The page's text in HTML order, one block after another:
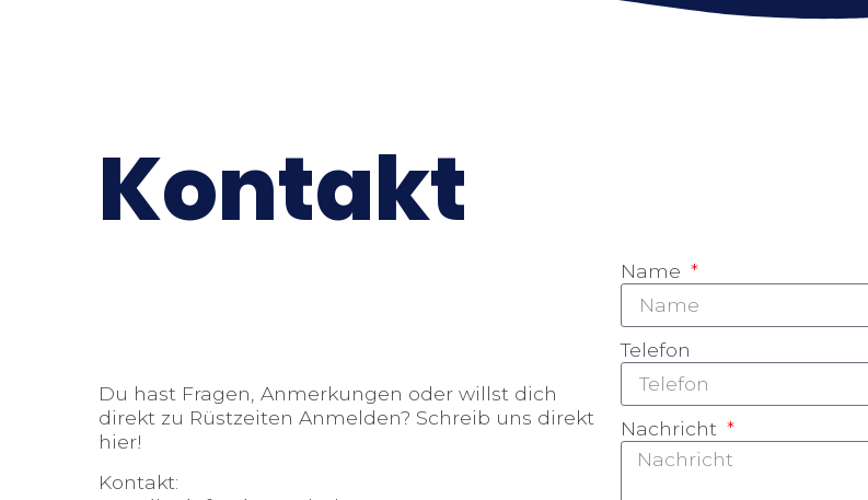
Kontakt
Du hast Fragen, Anmerkungen oder willst dich
direkt zu Rüstzeiten Anmelden? Schreib uns direkt
hier!
Kontakt:
Name
Telefon
Nachricht